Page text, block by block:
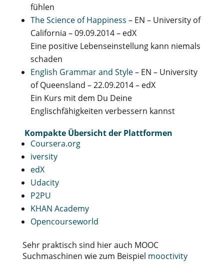
fühlen
The Science of Happiness – EN – University of
California – 09.09.2014 – edX
Eine positive Lebenseinstellung kann niemals
schaden
English Grammar and Style– EN – University
of Queensland – 22.09.2014 – edX
Ein Kurs mit dem Du Deine
Englischfähigkeiten verbessern kannst
Kompakte Übersicht der Plattformen
Coursera.org
iversity
edX
Udacity
P2PU
KHAN Academy
Opencourseworld
Sehr praktisch sind hier auch MOOC
Suchmaschinen wie zum Beispiel mooctivity